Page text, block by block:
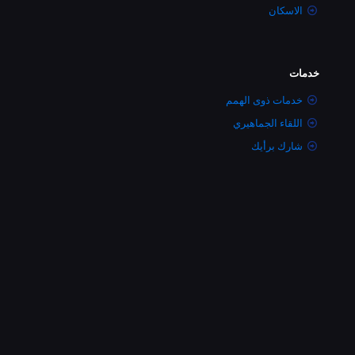
الاسكان
خدمات
خدمات ذوى الهمم
اللقاء الجماهيري
شارك برأيك